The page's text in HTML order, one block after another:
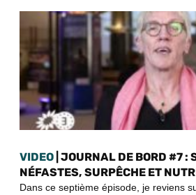
VIDEO | JOURNAL DE BORD #7 :
NÉFASTES, SURPÊCHE ET
Dans ce septième épisode, je reviens